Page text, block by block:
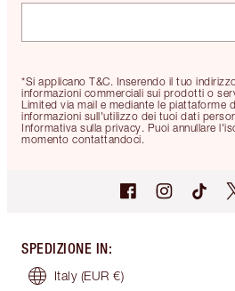
*Si applicano T&C. Inserendo il tuo
informazioni commerciali sui prodotti o
Limited via mail e mediante le piattaforme
informazioni sull'utilizzo dei tuoi dati
Informativa sulla privacy. Puoi annullare
momento contattandoci.
SPEDIZIONE IN:
Italy (EUR €)